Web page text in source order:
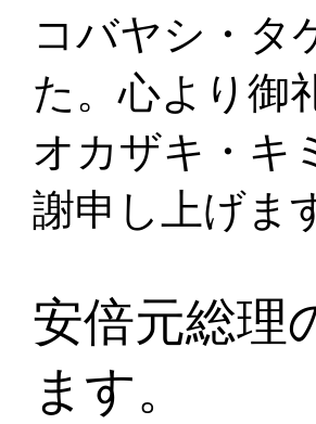
コバヤシ・タ
た。心より御
オカザキ・キ
謝申し上げま
安倍元総理
ます。